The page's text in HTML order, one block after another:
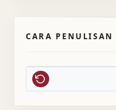
CARA PENULISAN